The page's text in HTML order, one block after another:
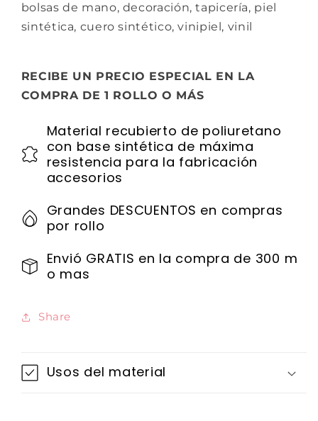
bolsas de mano, decoración, tapicería, piel
sintética, cuero sintético, vinipiel, vinil
RECIBE UN PRECIO ESPECIAL EN LA
COMPRA DE 1 ROLLO O MÁS
Material recubierto de poliuretano
con base sintética de máxima
resistencia para la fabricación
accesorios
Grandes DESCUENTOS en compras
por rollo
Envió GRATIS en la compra de 300 m
o mas
Share
Usos del material